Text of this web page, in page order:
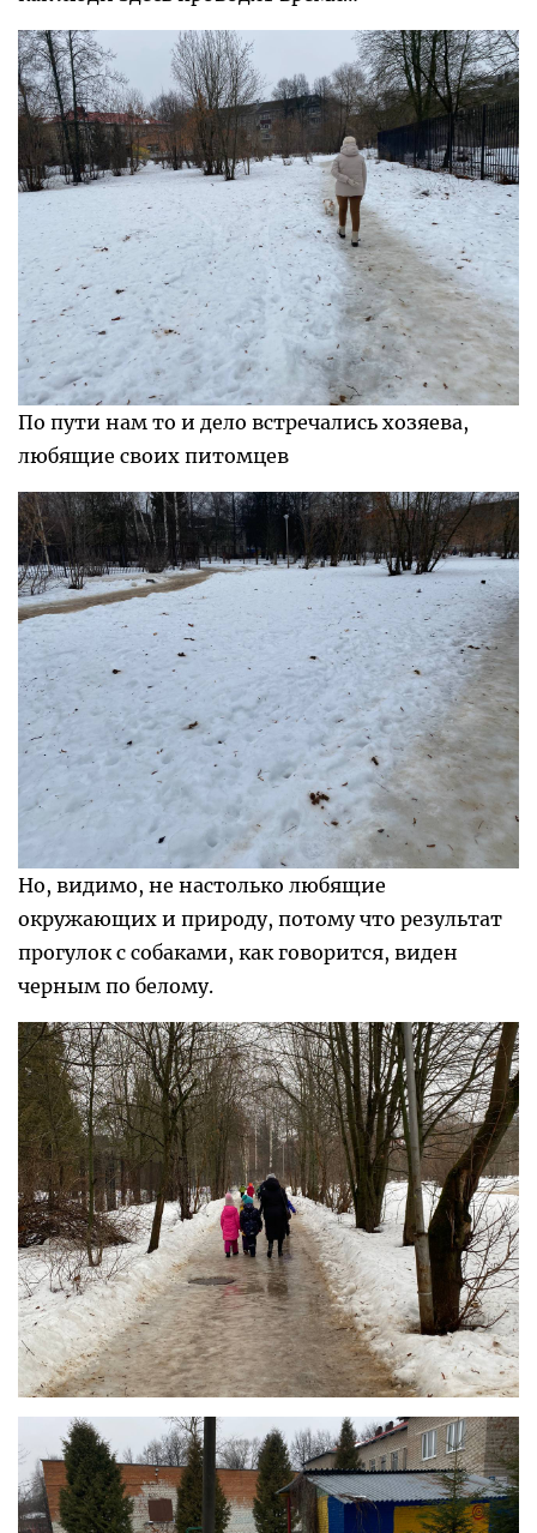
По пути нам то и дело встречались хозяева,
любящие своих питомцев
Но, видимо, не настолько любящие
окружающих и природу, потому что результат
прогулок с собаками, как говорится, виден
черным по белому.